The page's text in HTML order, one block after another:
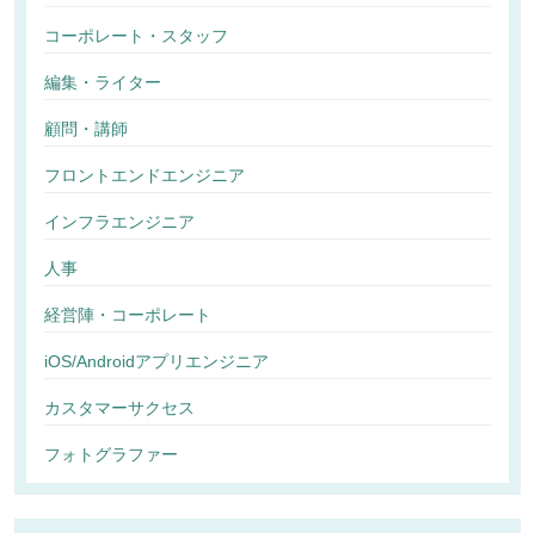
コーポレート・スタッフ
編集・ライター
顧問・講師
フロントエンドエンジニア
インフラエンジニア
人事
経営陣・コーポレート
iOS/Androidアプリエンジニア
カスタマーサクセス
フォトグラファー